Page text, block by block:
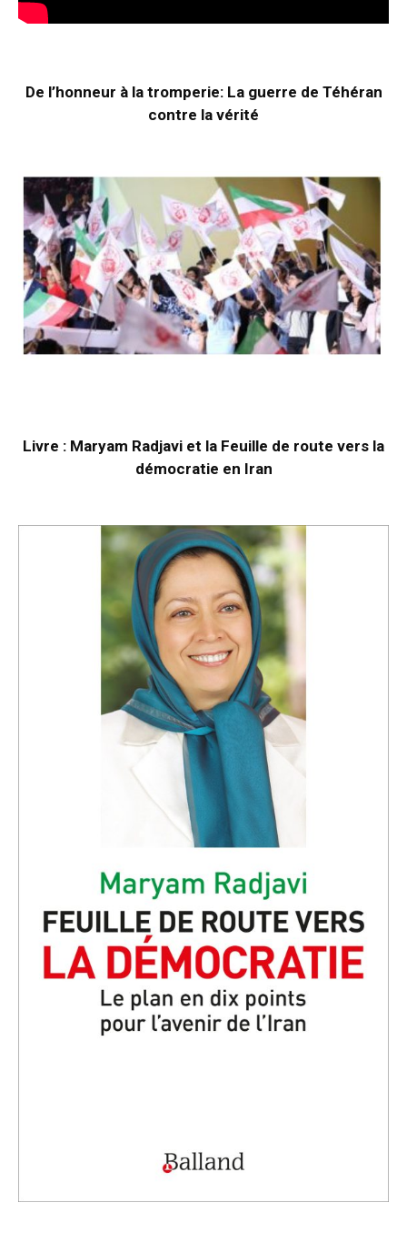
De l’honneur à la tromperie: La guerre de Téhéran
contre la vérité
Livre : Maryam Radjavi et la Feuille de route vers la
démocratie en Iran